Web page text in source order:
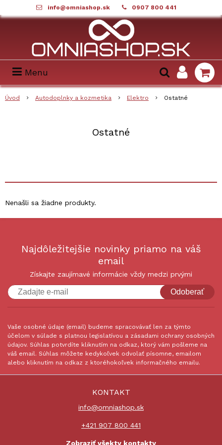
info@omniashop.sk 0907 800 441
Menu
Úvod Autodoplnky a kozmetika Elektro Ostatné
Ostatné
Nenašli sa žiadne produkty.
Najdôležitejšie novinky priamo na váš
email
Získajte zaujímavé informácie vždy medzi prvými
Odoberať
Vaše osobné údaje (email) budeme spracovávať len za týmto
účelom v súlade s platnou legislatívou a zásadami ochrany osobných
údajov. Súhlas potvrdíte kliknutím na odkaz, ktorý vám pošleme na
váš email. Súhlas môžete kedykoľvek odvolať písomne, emailom
alebo kliknutím na odkaz z ktoréhokoľvek informačného emailu.
KONTAKT
info@omniashop.sk
+421 907 800 441
Zobraziť všekty kontakty